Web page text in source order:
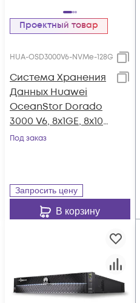
Проектный товар
HUA-OSD3000V6-NVMe-128G
Система Хранения
Данных Huawei
OceanStor Dorado
3000 V6, 8x1GE, 8x10G
SFP+, 4x100G RDMA
Под заказ
Запросить цену
В корзину